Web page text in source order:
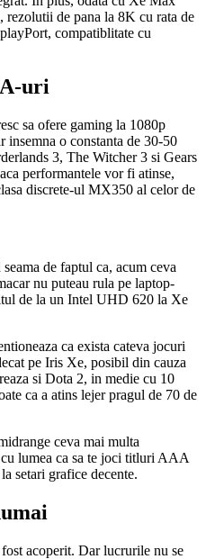
de pana la 8K cu rata de
compatiblitate cu
uri
sa ofere gaming la 1080p
insemna o constanta de 30-50
3, The Witcher 3 si Gears
performantele vor fi atinse,
discrete-ul MX350 al celor de
de faptul ca, acum ceva
nu puteau rula pe laptop-
de la un Intel UHD 620 la Xe
ca exista cateva jocuri
pe Iris Xe, posibil din cauza
si Dota 2, in medie cu 10
ca a atins lejer pragul de 70 de
ceva mai multa
lumea ca sa te joci titluri AAA
setari grafice decente.
acoperit. Dar lucrurile nu se